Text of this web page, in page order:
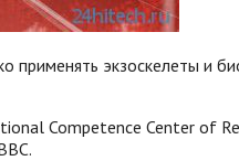
экзоскелеты и
Competence Center of